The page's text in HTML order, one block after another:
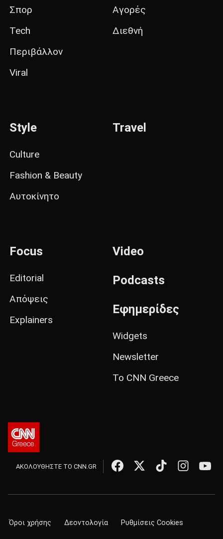
Σπορ
Tech
Περιβάλλον
Viral
Αγορές
Διεθνή
Style
Culture
Fashion & Beauty
Αυτοκίνητο
Travel
Focus
Editorial
Απόψεις
Explainers
Video
Podcasts
Εφημερίδες
Widgets
Newsletter
Το CNN Greece
ΑΚΟΛΟΥΘΗΣΤΕ ΤΟ CNN.GR
Όροι χρήσης Δεοντολογία Ρυθμίσεις Cookies